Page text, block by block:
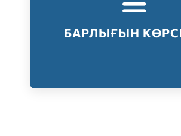
БАРЛЫҒЫН
Барлығын көрсету